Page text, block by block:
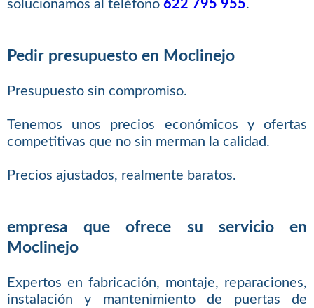
solucionamos al teléfono 622 795 955.
Pedir presupuesto en Moclinejo
Presupuesto sin compromiso.
Tenemos unos precios económicos y ofertas
competitivas que no sin merman la calidad.
Precios ajustados, realmente baratos.
empresa que ofrece su servicio en
Moclinejo
Expertos en fabricación, montaje, reparaciones,
instalación y mantenimiento de puertas de